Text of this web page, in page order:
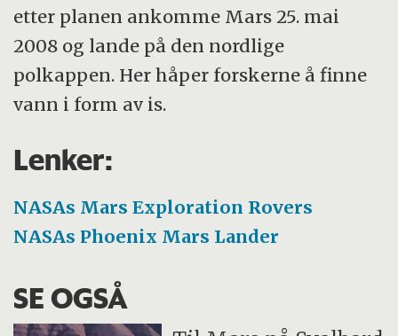
etter planen ankomme Mars 25. mai
2008 og lande på den nordlige
polkappen. Her håper forskerne å finne
vann i form av is.
Lenker:
NASAs Mars Exploration Rovers
NASAs Phoenix Mars Lander
SE OGSÅ